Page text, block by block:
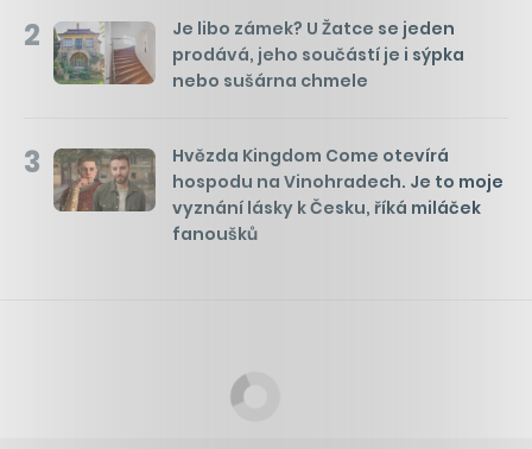
2
Je libo zámek? U Žatce se jeden
prodává, jeho součástí je i sýpka
nebo sušárna chmele
3
Hvězda Kingdom Come otevírá
hospodu na Vinohradech. Je to moje
vyznání lásky k Česku, říká miláček
fanoušků